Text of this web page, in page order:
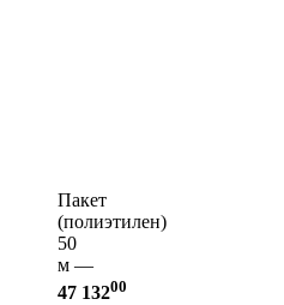
Пакет
(полиэтилен)
50
м —
47 13200